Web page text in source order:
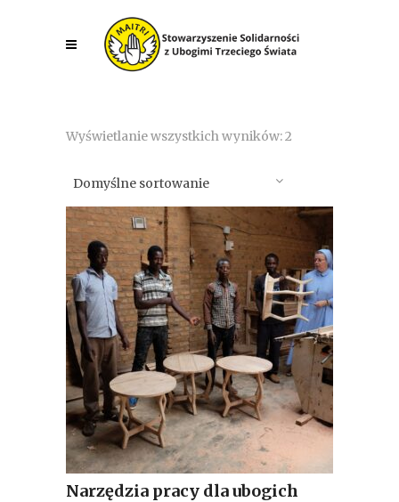
Wyświetlanie wszystkich wyników: 2
Domyślne sortowanie
Narzędzia pracy dla ubogich